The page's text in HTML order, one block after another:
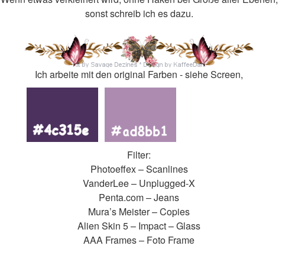
sonst schreib ich es dazu.
Ich arbeite mit den original Farben - siehe Screen,
Filter:
Photoeffex – Scanlines
VanderLee – Unplugged-X
Penta.com – Jeans
Mura’s Meister – Copies
Alien Skin 5 – Impact – Glass
AAA Frames – Foto Frame